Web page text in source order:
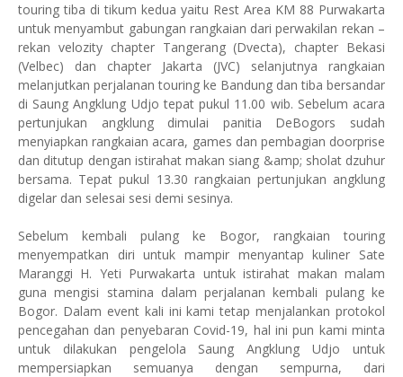
touring tiba di tikum kedua yaitu Rest Area KM 88 Purwakarta
untuk menyambut gabungan rangkaian dari perwakilan rekan –
rekan velozity chapter Tangerang (Dvecta), chapter Bekasi
(Velbec) dan chapter Jakarta (JVC) selanjutnya rangkaian
melanjutkan perjalanan touring ke Bandung dan tiba bersandar
di Saung Angklung Udjo tepat pukul 11.00 wib. Sebelum acara
pertunjukan angklung dimulai panitia DeBogors sudah
menyiapkan rangkaian acara, games dan pembagian doorprise
dan ditutup dengan istirahat makan siang &amp; sholat dzuhur
bersama. Tepat pukul 13.30 rangkaian pertunjukan angklung
digelar dan selesai sesi demi sesinya.
Sebelum kembali pulang ke Bogor, rangkaian touring
menyempatkan diri untuk mampir menyantap kuliner Sate
Maranggi H. Yeti Purwakarta untuk istirahat makan malam
guna mengisi stamina dalam perjalanan kembali pulang ke
Bogor. Dalam event kali ini kami tetap menjalankan protokol
pencegahan dan penyebaran Covid-19, hal ini pun kami minta
untuk dilakukan pengelola Saung Angklung Udjo untuk
mempersiapkan semuanya dengan sempurna, dari